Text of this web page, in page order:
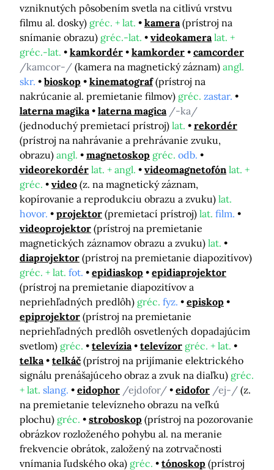
vzniknutých pôsobením svetla na citlivú vrstvu
filmu al. dosky) gréc. + lat. kamera (prístroj na
snímanie obrazu) gréc.-lat. videokamera lat. +
gréc.-lat.
kamkordér kamkorder
camcorder
/kamcor-/ (kamera na magnetický záznam) angl.
skr.
bioskop kinematograf (prístroj na
nakrúcanie al. premietanie filmov) gréc. zastar.
laterna magika
laterna magica /-ka/
(jednoduchý premietací prístroj) lat.
rekordér
(prístroj na nahrávanie a prehrávanie zvuku,
obrazu) angl. magnetoskop gréc. odb.
videorekordér lat. + angl. videomagnetofón lat. +
gréc.
video (z. na magnetický záznam,
kopírovanie a reprodukciu obrazu a zvuku) lat.
hovor.
projektor (premietací prístroj) lat. film.
videoprojektor (prístroj na premietanie
magnetických záznamov obrazu a zvuku) lat.
diaprojektor (prístroj na premietanie diapozitívov)
gréc. + lat. fot. epidiaskop
epidiaprojektor
(prístroj na premietanie diapozitívov a
nepriehľadných predlôh) gréc. fyz.
episkop
epiprojektor (prístroj na premietanie
nepriehľadných predlôh osvetlených dopadajúcim
svetlom) gréc. televízia televízor gréc. + lat.
telka
telkáč (prístroj na prijímanie elektrického
signálu prenášajúceho obraz a zvuk na diaľku) gréc.
+ lat. slang. eidophor /ejdofor/ eidofor /ej-/ (z.
na premietanie televízneho obrazu na veľkú
plochu) gréc. stroboskop (prístroj na pozorovanie
obrázkov rozloženého pohybu al. na meranie
frekvencie obrátok, založený na zotrvačnosti
vnímania ľudského oka) gréc. tónoskop (prístroj